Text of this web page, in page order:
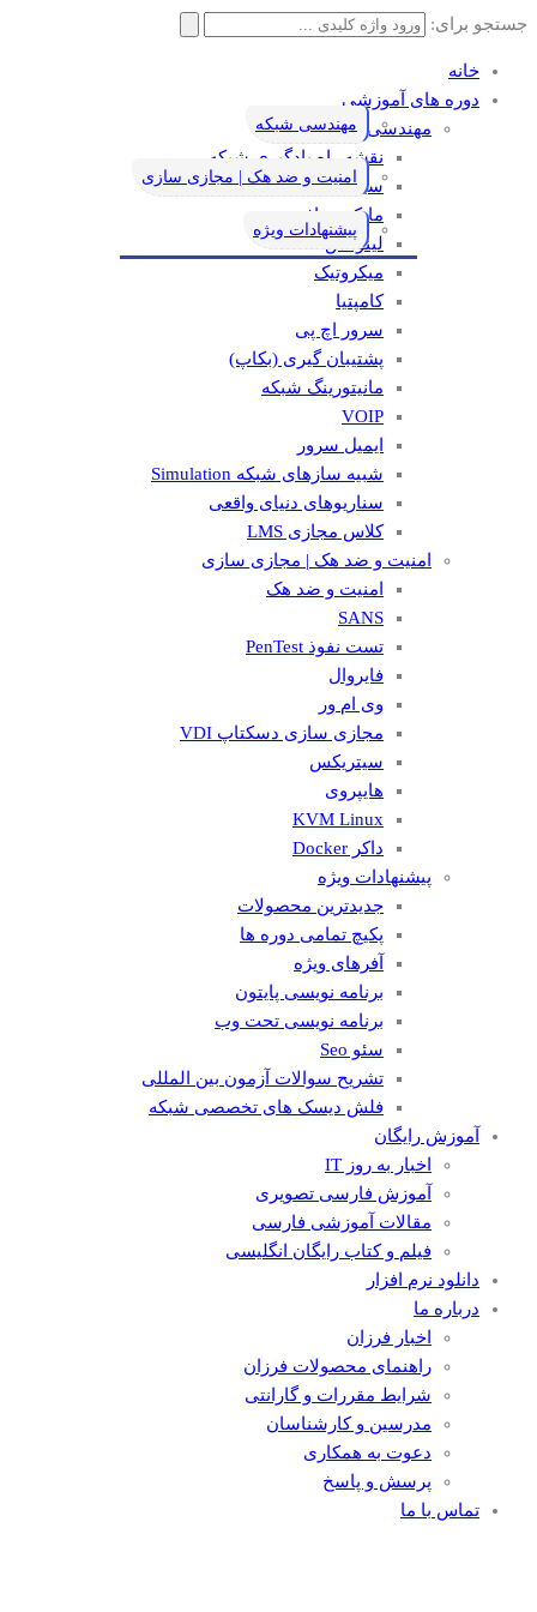
جستجو برای:
خانه
دوره های آموزشی
مهندسی شبکه
نقشه راه یادگیری شبکه
سیسکو
مایکروسافت
لینوکس
میکروتیک
کامپتیا
سرور اچ پی
پشتیبان گیری (بکاپ)
مانيتورينگ شبکه
VOIP
ایمیل سرور
شبیه سازهای شبکه Simulation
سناریوهای دنیای واقعی
کلاس مجازی LMS
امنیت و ضد هک | مجازی سازی
امنیت و ضد هک
SANS
تست نفوذ PenTest
فایروال
وی ام ور
مجازی سازی دسکتاپ VDI
سیتریکس
هایپروی
KVM Linux
داکر Docker
پیشنهادات ویژه
جدیدترین محصولات
پکیچ تمامی دوره ها
آفرهای ویژه
برنامه نویسی پایتون
برنامه نویسی تحت وب
سئو Seo
تشریح سوالات آزمون بین المللی
فلش دیسک های تخصصی شبکه
آموزش رایگان
اخبار به روز IT
آموزش فارسی تصویری
مقالات آموزشی فارسی
فیلم و کتاب رایگان انگلیسی
دانلود نرم افزار
درباره ما
اخبار فرزان
راهنمای محصولات فرزان
شرایط مقررات و گارانتی
مدرسین و کارشناسان
دعوت به همکاری
پرسش و پاسخ
تماس با ما
مهندسی شبکه
امنیت و ضد هک | مجازی سازی
پیشنهادات ویژه